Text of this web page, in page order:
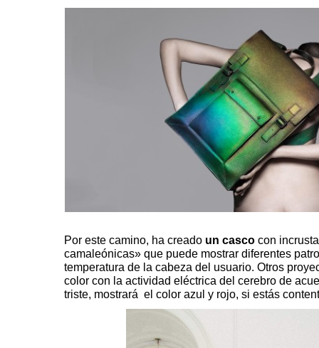
Por este camino, ha creado un casco con
camaleónicas» que puede mostrar diferentes
temperatura de la cabeza del usuario. Otros
color con la actividad eléctrica del cerebro de
triste, mostrará el color azul y rojo, si estás